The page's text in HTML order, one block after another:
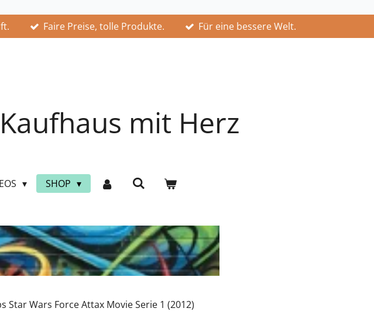
Faire Preise, tolle Produkte. Für eine bessere Welt.
mit Herz
SHOP
Star Wars Force Attax Movie Serie 1 (2012)